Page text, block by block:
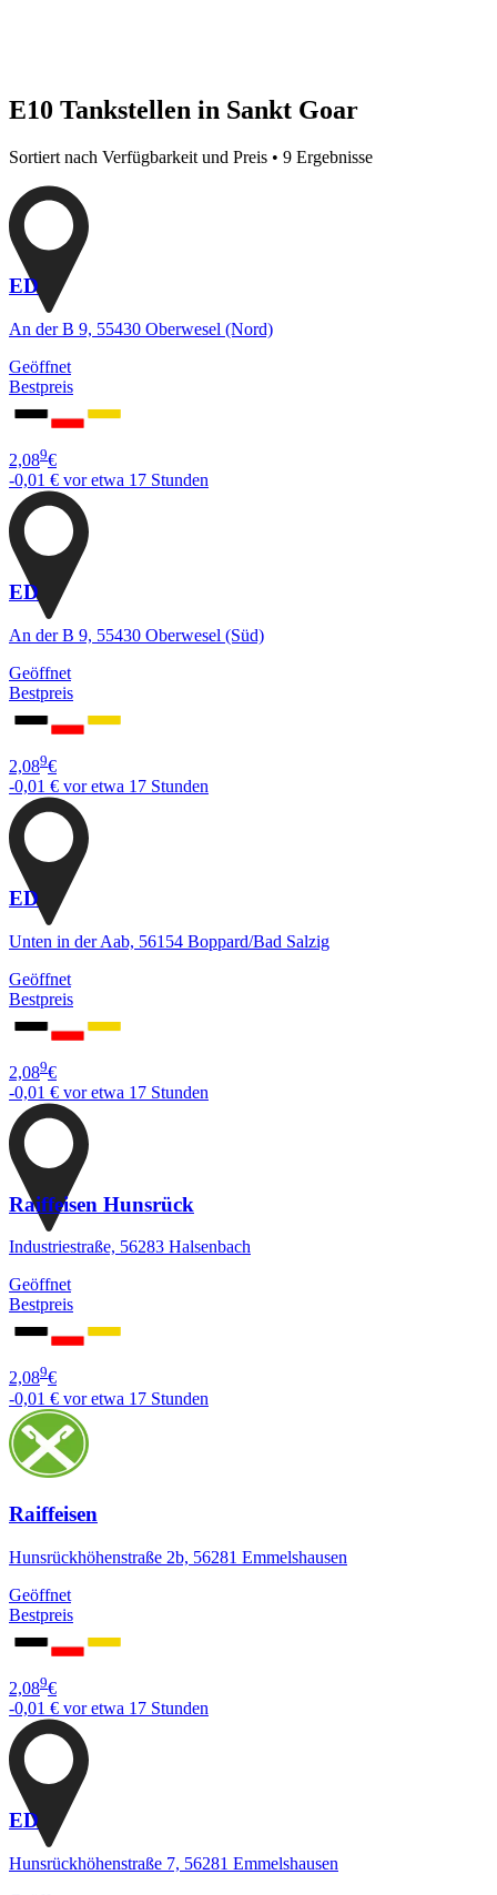
E10 Tankstellen in Sankt Goar
Sortiert nach Verfügbarkeit und Preis • 9 Ergebnisse
ED
An der B 9, 55430 Oberwesel (Nord)
Geöffnet
Bestpreis
2,089€
-0,01 € vor etwa 17 Stunden
ED
An der B 9, 55430 Oberwesel (Süd)
Geöffnet
Bestpreis
2,089€
-0,01 € vor etwa 17 Stunden
ED
Unten in der Aab, 56154 Boppard/Bad Salzig
Geöffnet
Bestpreis
2,089€
-0,01 € vor etwa 17 Stunden
Raiffeisen Hunsrück
Industriestraße, 56283 Halsenbach
Geöffnet
Bestpreis
2,089€
-0,01 € vor etwa 17 Stunden
Raiffeisen
Hunsrückhöhenstraße 2b, 56281 Emmelshausen
Geöffnet
Bestpreis
2,089€
-0,01 € vor etwa 17 Stunden
ED
Hunsrückhöhenstraße 7, 56281 Emmelshausen